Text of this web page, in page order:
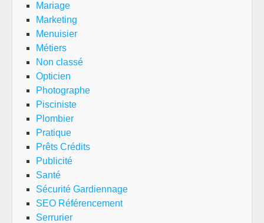
Mariage
Marketing
Menuisier
Métiers
Non classé
Opticien
Photographe
Pisciniste
Plombier
Pratique
Prêts Crédits
Publicité
Santé
Sécurité Gardiennage
SEO Référencement
Serrurier